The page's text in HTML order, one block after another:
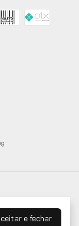
e fechar